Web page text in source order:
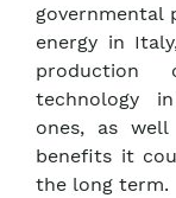
governmental
energy in
production
technology
ones, as
benefits it
the long term.